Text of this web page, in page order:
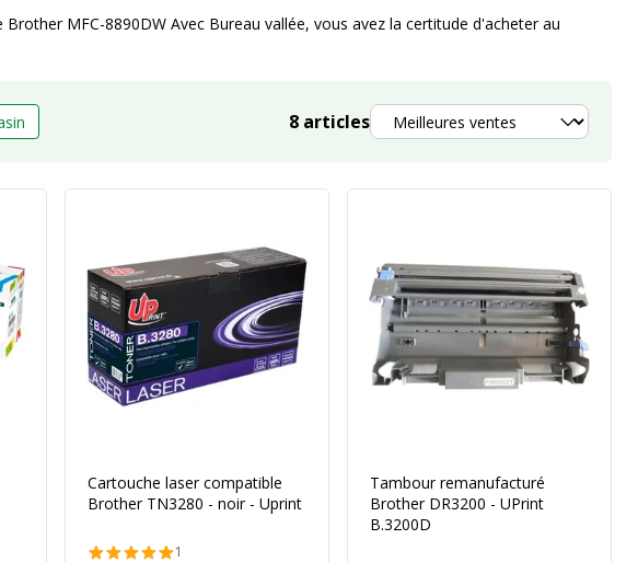
MFC-8890DW Avec Bureau vallée, vous avez la certitude d'acheter au
8 articlesTrier
Cartouche laser compatible
Brother TN3280 - noir - Uprint
1
Tambour remanufacturé
Brother DR3200 - UPrint
B.3200D